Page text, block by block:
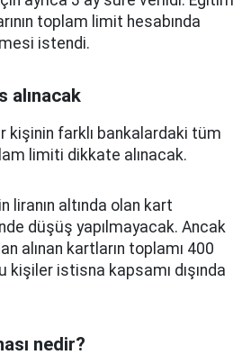
toplam limit hesabında
istendi.
alınacak
kişinin farklı bankalardaki tüm
limiti dikkate alınacak.
liranın altında olan kart
düşüş yapılmayacak. Ancak
alınan kartların toplamı 400
kişiler istisna kapsamı dışında
nedir?